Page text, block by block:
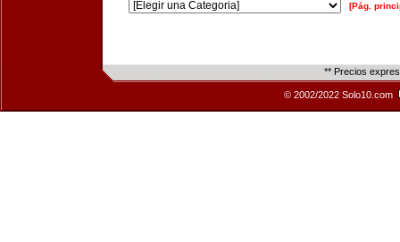
[Pág.
** Precios
© 2002/2022 Solo10.com